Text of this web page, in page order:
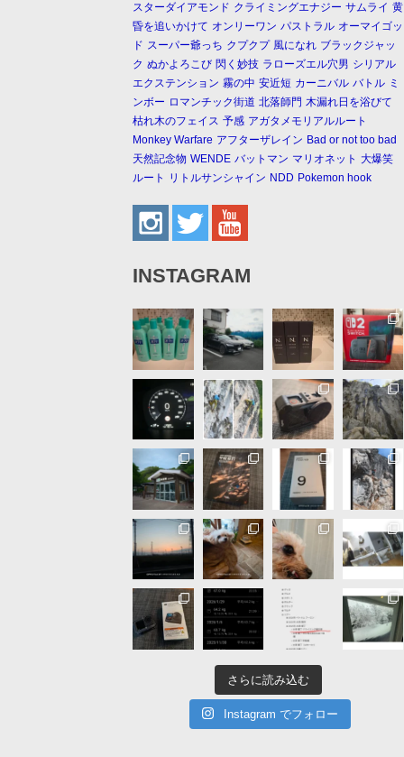
スターダイアモンド クライミングエナジー サムライ 黄
昏を追いかけて オンリーワン パストラル オーマイゴッ
ド スーパー爺っち クプクプ 風になれ ブラックジャッ
ク ぬかよろこび 閃く妙技 ラローズエル穴男 シリアル
エクステンション 霧の中 安近短 カーニバル バトル ミ
ンボー ロマンチック街道 北落師門 木漏れ日を浴びて
枯れ木のフェイス 予感 アガタメモリアルルート
Monkey Warfare アフターザレイン Bad or not too bad
天然記念物 WENDE バットマン マリオネット 大爆笑
ルート
リトルサンシャイン NDD Pokemon hook
INSTAGRAM
さらに読み込む
Instagram でフォロー